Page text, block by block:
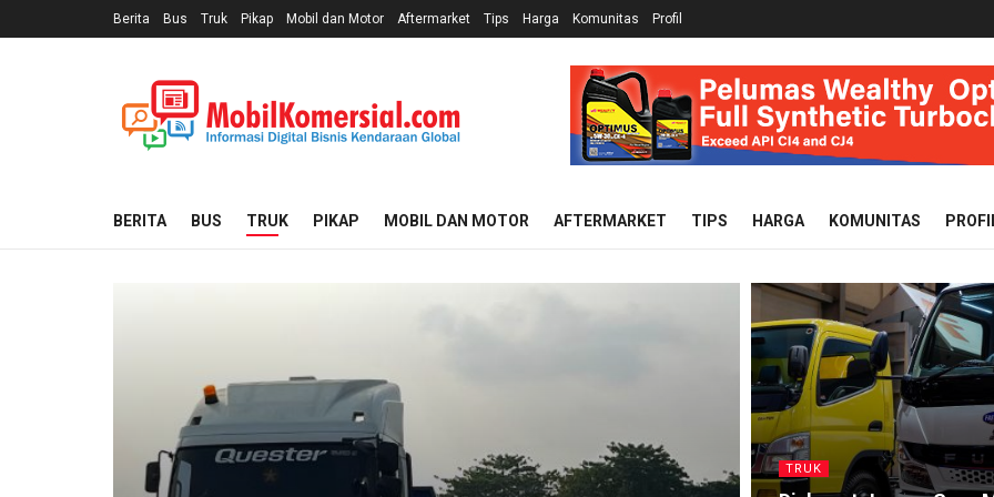
Berita Bus Truk Pikap Mobil dan Motor Aftermarket Tips Harga Komunitas Profil
BERITA BUS TRUK PIKAP MOBIL DAN MOTOR AFTERMARKET TIPS HARGA KOMUNITAS
TRUK